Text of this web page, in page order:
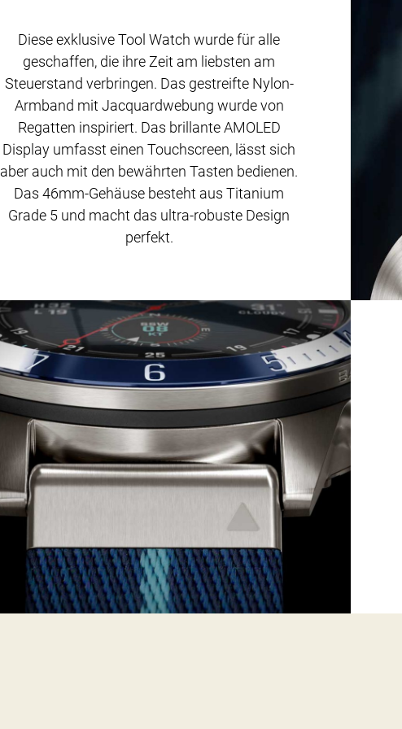
Diese exklusive Tool Watch wurde für alle
geschaffen, die ihre Zeit am liebsten am
Steuerstand verbringen. Das gestreifte Nylon-
Armband mit Jacquardwebung wurde von
Regatten inspiriert. Das brillante AMOLED
Display umfasst einen Touchscreen, lässt sich
aber auch mit den bewährten Tasten bedienen.
Das 46mm-Gehäuse besteht aus Titanium
Grade 5 und macht das ultra-robuste Design
perfekt.